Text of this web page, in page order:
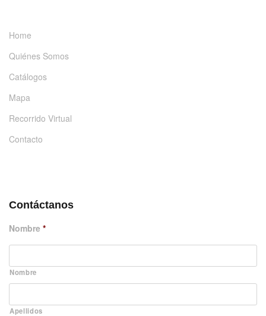
Home
Quiénes Somos
Catálogos
Mapa
Recorrido Virtual
Contacto
Contáctanos
Nombre *
Nombre
Apellidos